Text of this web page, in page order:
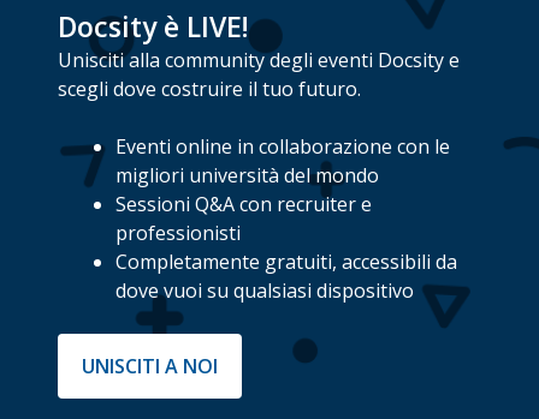
Docsity è LIVE!
Unisciti alla community degli eventi Docsity e
scegli dove costruire il tuo futuro.
Eventi online in collaborazione con le
migliori università del mondo
Sessioni Q&A con recruiter e
professionisti
Completamente gratuiti, accessibili da
dove vuoi su qualsiasi dispositivo
UNISCITI A NOI